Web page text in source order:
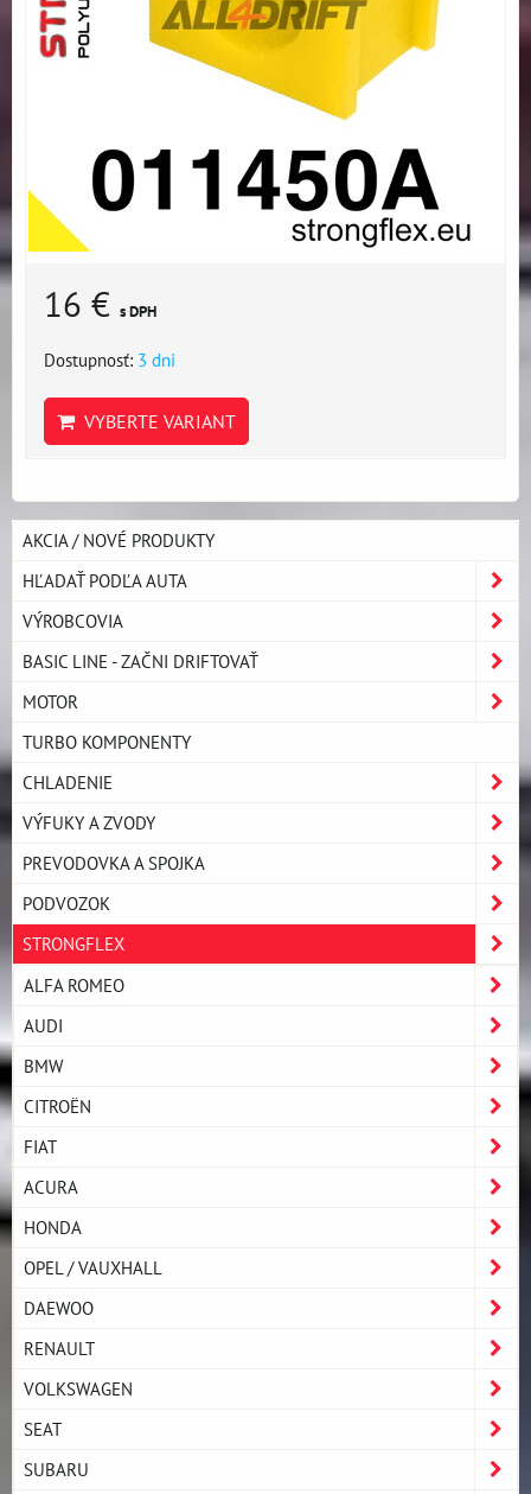
16 € s DPH
Dostupnosť: 3 dni
VYBERTE VARIANT
AKCIA / NOVÉ PRODUKTY
HĽADAŤ PODĽA AUTA
VÝROBCOVIA
BASIC LINE - ZAČNI DRIFTOVAŤ
MOTOR
TURBO KOMPONENTY
CHLADENIE
VÝFUKY A ZVODY
PREVODOVKA A SPOJKA
PODVOZOK
STRONGFLEX
ALFA ROMEO
AUDI
BMW
CITROËN
FIAT
ACURA
HONDA
OPEL / VAUXHALL
DAEWOO
RENAULT
VOLKSWAGEN
SEAT
SUBARU